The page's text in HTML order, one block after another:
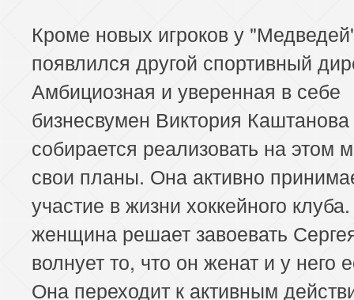
Кроме новых игроков у
появлился другой спортивный
Амбициозная и уверенная в себе
бизнесвумен Виктория Каштанова
собирается реализовать на этом
свои планы. Она активно
участие в жизни хоккейного
женщина решает завоевать
волнует то, что он женат и у него
Она переходит к активным